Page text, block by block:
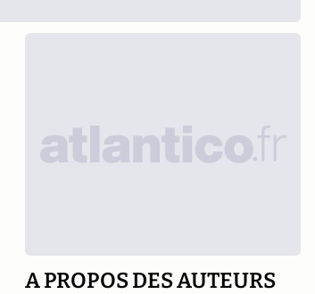
A PROPOS DES AUTEURS